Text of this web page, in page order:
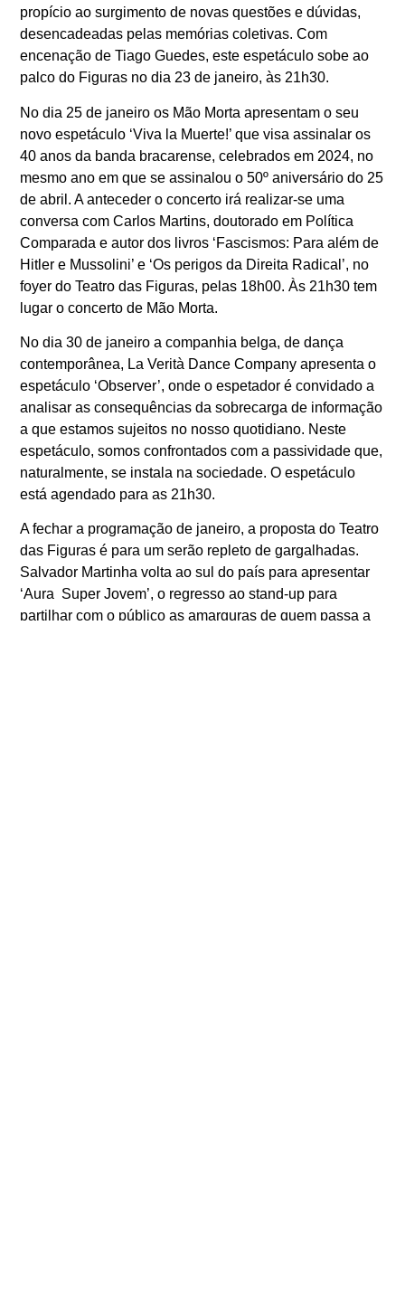
propício ao surgimento de novas questões e dúvidas,
desencadeadas pelas memórias coletivas. Com
encenação de Tiago Guedes, este espetáculo sobe ao
palco do Figuras no dia 23 de janeiro, às 21h30.
No dia 25 de janeiro os Mão Morta apresentam o seu
novo espetáculo ‘Viva la Muerte!’ que visa assinalar os
40 anos da banda bracarense, celebrados em 2024, no
mesmo ano em que se assinalou o 50º aniversário do 25
de abril. A anteceder o concerto irá realizar-se uma
conversa com Carlos Martins, doutorado em Política
Comparada e autor dos livros ‘Fascismos: Para além de
Hitler e Mussolini’ e ‘Os perigos da Direita Radical’, no
foyer do Teatro das Figuras, pelas 18h00. Às 21h30 tem
lugar o concerto de Mão Morta.
No dia 30 de janeiro a companhia belga, de dança
contemporânea, La Verità Dance Company apresenta o
espetáculo ‘Observer’, onde o espetador é convidado a
analisar as consequências da sobrecarga de informação
a que estamos sujeitos no nosso quotidiano. Neste
espetáculo, somos confrontados com a passividade que,
naturalmente, se instala na sociedade. O espetáculo
está agendado para as 21h30.
A fechar a programação de janeiro, a proposta do Teatro
das Figuras é para um serão repleto de gargalhadas.
Salvador Martinha volta ao sul do país para apresentar
‘Aura Super Jovem’, o regresso ao stand-up para
partilhar com o público as amarguras de quem passa a